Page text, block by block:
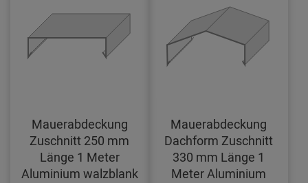
Mauerabdeckung
Zuschnitt 250 mm
Länge 1 Meter
Aluminium walzblank
Mauerabdeckung
Dachform Zuschnitt
330 mm Länge 1
Meter Aluminium